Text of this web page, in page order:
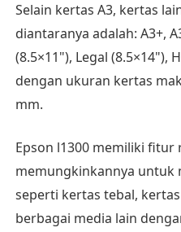
Selain kertas A3, kertas
diantaranya adalah: A3+,
(8.5×11"), Legal (8.5×14"),
dengan ukuran kertas
mm.
Epson l1300 memiliki fitur
memungkinkannya untuk
seperti kertas tebal,
berbagai media lain